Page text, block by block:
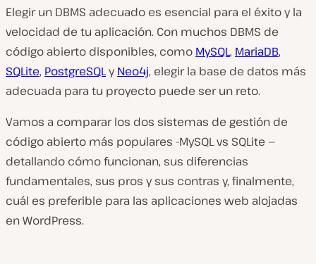
Elegir un DBMS adecuado es esencial para el éxito y la
velocidad de tu aplicación. Con muchos DBMS de
código abierto disponibles, como MySQL, MariaDB,
SQLite, PostgreSQLyNeo4j, elegir la base de datos más
adecuada para tu proyecto puede ser un reto.
Vamos a comparar los dos sistemas de gestión de
código abierto más populares -MySQL vs SQLite —
detallando cómo funcionan, sus diferencias
fundamentales, sus pros y sus contras y, finalmente,
cuál es preferible para las aplicaciones web alojadas
en WordPress.